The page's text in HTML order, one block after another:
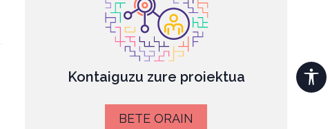
Kontaiguzu zure proiektua
BETE ORAIN